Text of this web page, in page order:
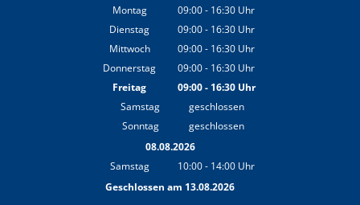
Montag 09:00- 16:30 Uhr
Von 09:00 bis 16:30 Uhr
Dienstag 09:00- 16:30 Uhr
Von 09:00 bis 16:30 Uhr
Mittwoch 09:00- 16:30 Uhr
Von 09:00 bis 16:30 Uhr
Donnerstag 09:00- 16:30 Uhr
Von 09:00 bis 16:30 Uhr
Freitag 09:00- 16:30Uhr
Von 09:00 bis 16:30 Uhr
Samstag
geschlossen
Sonntag
geschlossen
08.08.2026
Samstag
10:00- 14:00 Uhr
Von 10:00 bis 14:00 Uhr
Geschlossen am 13.08.2026